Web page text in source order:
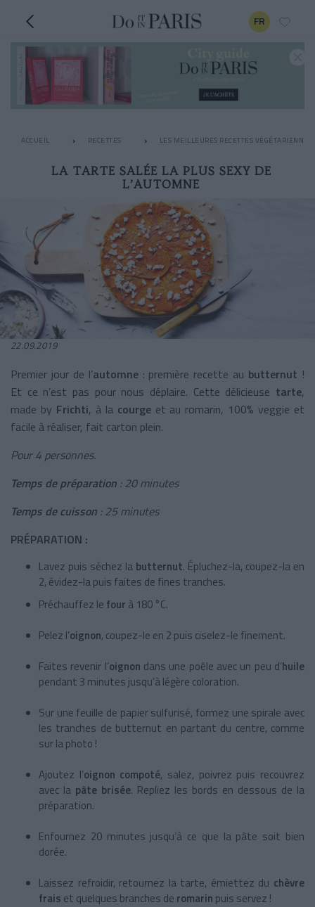
FR
ACCUEIL RECETTES LES MEILLEURES RECETTES VÉGÉTARIENNES
LA TARTE SALÉE LA PLUS SEXY DE
L’AUTOMNE
22.09.2019
Premier jour de l’automne: première recette au butternut !
Et ce n’est pas pour nous déplaire. Cette délicieuse tarte,
made by Frichti, à la courge et au romarin, 100% veggie et
facile à réaliser, fait carton plein.
Pour 4 personnes.
Temps de préparation : 20 minutes
Temps de cuisson : 25 minutes
PRÉPARATION :
Lavez puis séchez la butternut. Épluchez-la, coupez-la en
2, évidez-la puis faites de fines tranches.
Préchauffez le four à 180 °C.
Pelez l’oignon, coupez-le en 2 puis ciselez-le finement.
Faites revenir l’oignon dans une poêle avec un peu d’huile
pendant 3 minutes jusqu’à légère coloration.
Sur une feuille de papier sulfurisé, formez une spirale avec
les tranches de butternut en partant du centre, comme
sur la photo !
Ajoutez l’oignon compoté, salez, poivrez puis recouvrez
avec la pâte brisée. Repliez les bords en dessous de la
préparation.
Enfournez 20 minutes jusqu’à ce que la pâte soit bien
dorée.
Laissez refroidir, retournez la tarte, émiettez du chèvre
frais et quelques branches de romarin puis servez !